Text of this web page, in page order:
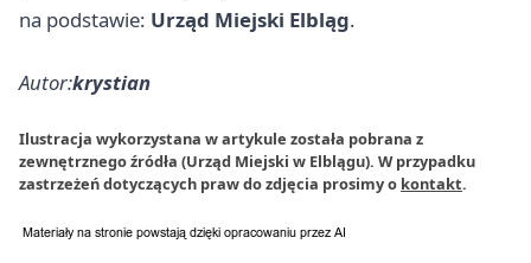
na podstawie: Urząd Miejski Elbląg.
Autor:krystian
Ilustracja wykorzystana w artykule została pobrana z
zewnętrznego źródła (Urząd Miejski w Elblągu). W przypadku
zastrzeżeń dotyczących praw do zdjęcia prosimy o kontakt.